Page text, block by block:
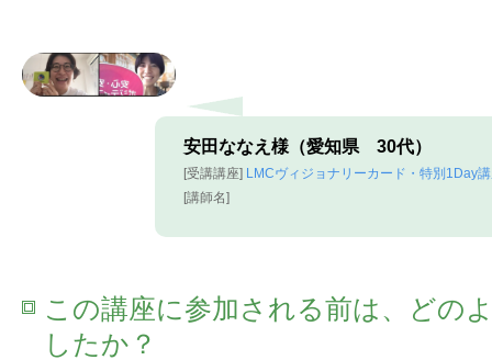
安田ななえ様（愛知県 30代）
[受講講座] LMCヴィジョナリーカード・特別1Day
[講師名]
この講座に参加される前は、どの
したか？